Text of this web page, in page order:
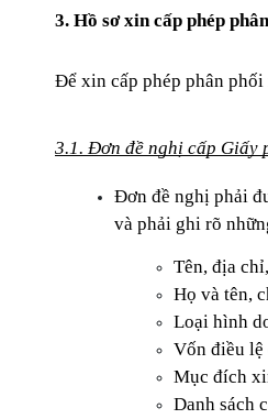
3. Hồ sơ xin cấp phép
Để xin cấp phép phân
3.1. Đơn đề nghị cấp Giấy
Đơn đề nghị phải
và phải ghi rõ
Tên, địa
Họ và tên,
Loại hình
Vốn điều lệ
Mục đích
Danh sách